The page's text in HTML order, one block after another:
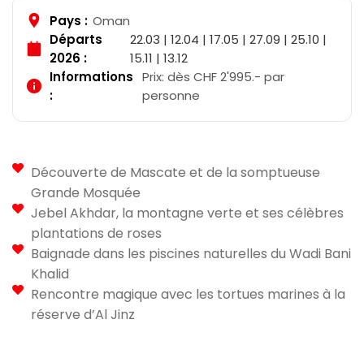
Pays : Oman
Départs
2026 :
22.03 | 12.04 | 17.05 | 27.09 | 25.10 |
15.11 | 13.12
Informations
:
Prix: dès CHF 2'995.- par
personne
Découverte de Mascate et de la somptueuse
Grande Mosquée
Jebel Akhdar, la montagne verte et ses célèbres
plantations de roses
Baignade dans les piscines naturelles du Wadi Bani
Khalid
Rencontre magique avec les tortues marines à la
réserve d’Al Jinz